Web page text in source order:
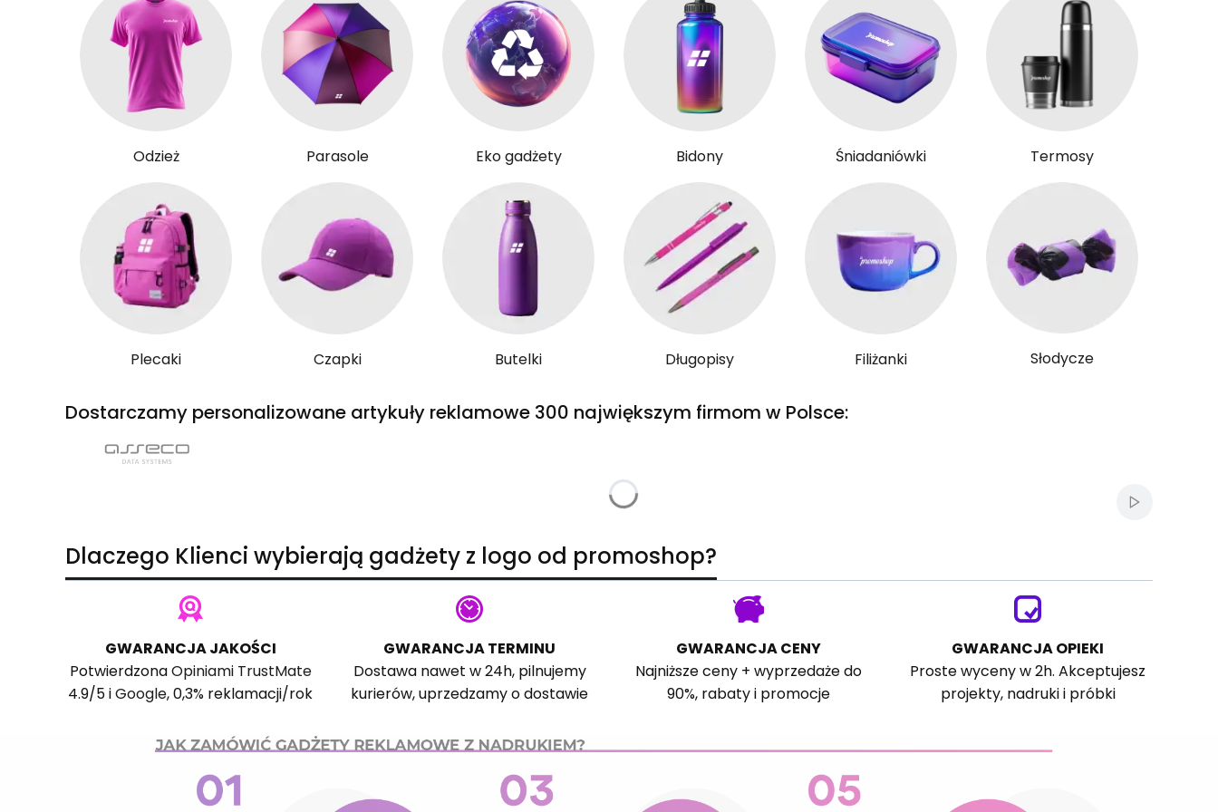
Odzież Parasole Eko gadżety Bidony Śniadaniówki Termosy
Plecaki Czapki Butelki Długopisy Filiżanki Słodycze
Dostarczamy personalizowane artykuły reklamowe 300 największym firmom w Polsce:
Włącz
Dlaczego Klienci wybierają gadżety z logo od promoshop?
GWARANCJA JAKOŚCI
PotwierdzonaOpiniami TrustMate
4.9/5 iGoogle, 0,3% reklamacji/rok
GWARANCJA TERMINU
Dostawa nawet w 24h, pilnujemy
kurierów, uprzedzamy o dostawie
GWARANCJA CENY
Najniższe ceny + wyprzedaże do
90%, rabaty i promocje
GWARANCJA OPIEKI
Proste wyceny w 2h. Akceptujesz
projekty, nadruki i próbki